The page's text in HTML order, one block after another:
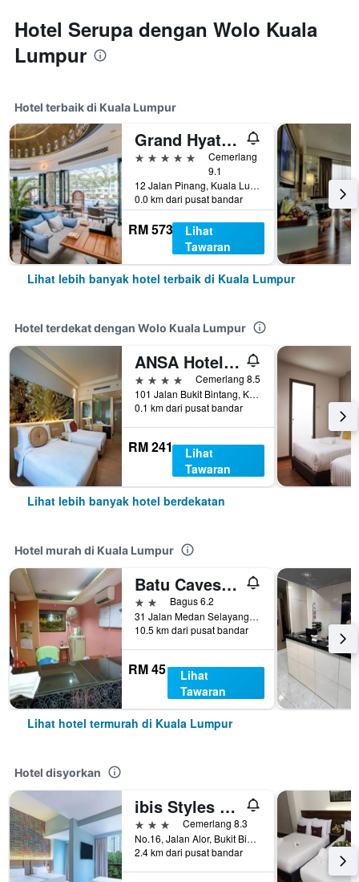
Hotel Serupa dengan Wolo Kuala
Lumpur
Hotel terbaik di Kuala Lumpur
Grand Hyatt Kuala Lumpur
5 bintang
Cemerlang
9.1
12 Jalan Pinang, Kuala Lumpur, Malaysia
0.0 km dari pusat bandar
RM 573
Lihat
Tawaran
Lihat lebih banyak hotel terbaik di Kuala Lumpur
Hotel terdekat dengan Wolo Kuala Lumpur
ANSA Hotel Kuala Lumpur
4 bintang
Cemerlang 8.5
101 Jalan Bukit Bintang, Kuala Lumpur, Malaysia
0.1 km dari pusat bandar
RM 241
Lihat
Tawaran
Lihat lebih banyak hotel berdekatan
Hotel murah di Kuala Lumpur
Batu Caves Budget Hotel (Medan Selayang)
2 bintangBagus 6.2
31 Jalan Medan Selayang 1, Kuala Lumpur, Malaysia
10.5 km dari pusat bandar
RM 45
Lihat
Tawaran
Lihat hotel termurah di Kuala Lumpur
Hotel disyorkan
ibis Styles Kuala Lumpur Bukit Bintang
3 bintangCemerlang 8.3
No.16, Jalan Alor, Bukit Bintang, Kuala Lumpur, Malaysia
2.4 km dari pusat bandar